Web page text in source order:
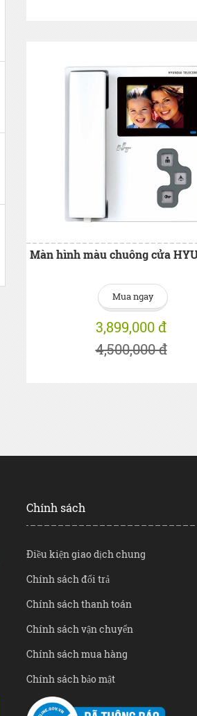
Mua ngay
3,899,000 đ
4,500,000 đ
Chính sách
Điều kiện giao dịch chung
Chính sách đổi trả
Chính sách thanh toán
Chính sách vận chuyển
Chính sách mua hàng
Chính sách bảo mật